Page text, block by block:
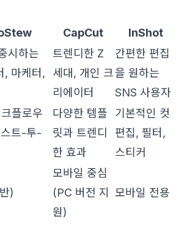
CapCut InShot
시하는
, 마케터,
트렌디한 Z
세대, 개인 크
리에이터
간편한 편집
을 원하는
SNS 사용자
플로우
트-투-
다양한 템플
릿과 트렌디
한 효과
기본적인 컷
편집, 필터,
스티커
)
모바일 중심
(PC 버전 지
원)
모바일 전용